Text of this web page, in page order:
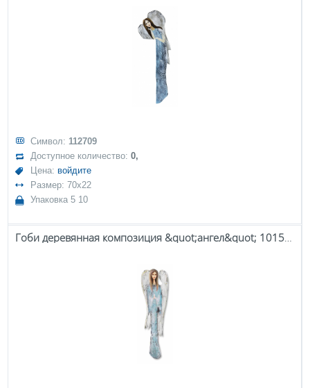
Символ: 112709
Доступное количество:0,
Цена: войдите
Размер: 70x22
Упаковка 5 10
Гоби деревянная композиция &quot;ангел&quot; 101558